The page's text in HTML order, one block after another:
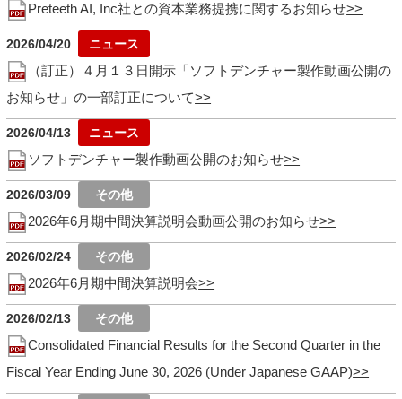
Preteeth AI, Inc社との資本業務提携に関するお知らせ
2026/04/20
（訂正）４月１３日開示「ソフトデンチャー製作動画公開の
お知らせ」の一部訂正について
2026/04/13
ソフトデンチャー製作動画公開のお知らせ
2026/03/09
2026年6月期中間決算説明会動画公開のお知らせ
2026/02/24
2026年6月期中間決算説明会
2026/02/13
Consolidated Financial Results for the Second Quarter in the
Fiscal Year Ending June 30, 2026 (Under Japanese GAAP)